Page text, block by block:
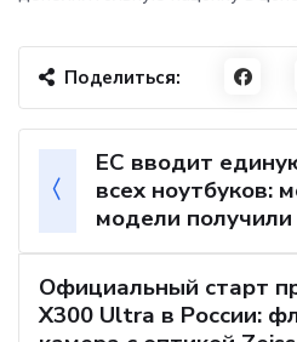
Поделиться:
ЕС вводит
всех ноутбуков:
модели
Официальный старт
X300 Ultra в России: